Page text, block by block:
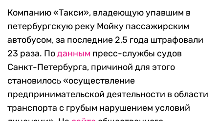
Компанию «Такси», владеющую упавшим в
петербургскую реку Мойку пассажирским
автобусом, за последние 2,5 года штрафовали
23 раза. Поданным пресс-службы судов
Санкт-Петербурга, причиной для этого
становилось «осуществление
предпринимательской деятельности в области
транспорта с грубым нарушением условий